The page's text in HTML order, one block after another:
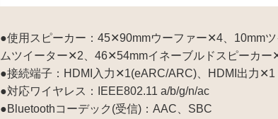
●使用スピーカー：45✕90mmウーファー✕4、10mm
ムツイーター✕2、46✕54mmイネーブルドスピーカ
●接続端子：HDMI入力✕1(eARC/ARC)、HDMI出力✕1
●対応ワイヤレス：IEEE802.11 a/b/g/n/ac
●Bluetoothコーデック(受信)：AAC、SBC